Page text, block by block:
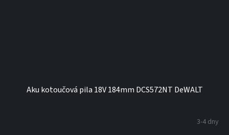
Aku kotoučová pila 18V 184mm DCS572NT DeWALT
3-4 dny